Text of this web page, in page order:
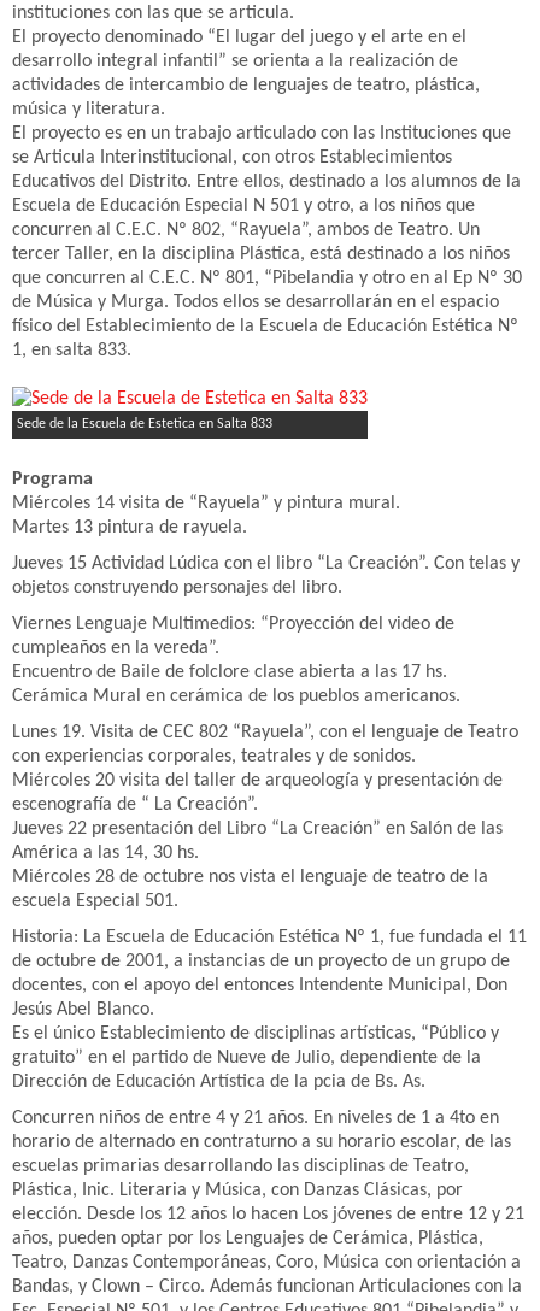
instituciones con las que se articula.
El proyecto denominado “El lugar del juego y el arte en el
desarrollo integral infantil” se orienta a la realización de
actividades de intercambio de lenguajes de teatro, plástica,
música y literatura.
El proyecto es en un trabajo articulado con las Instituciones que
se Articula Interinstitucional, con otros Establecimientos
Educativos del Distrito. Entre ellos, destinado a los alumnos de la
Escuela de Educación Especial N 501 y otro, a los niños que
concurren al C.E.C. Nº 802, “Rayuela”, ambos de Teatro. Un
tercer Taller, en la disciplina Plástica, está destinado a los niños
que concurren al C.E.C. Nº 801, “Pibelandia y otro en al Ep Nº 30
de Música y Murga. Todos ellos se desarrollarán en el espacio
físico del Establecimiento de la Escuela de Educación Estética Nº
1, en salta 833.
Sede de la Escuela de Estetica en Salta 833
Programa
Miércoles 14 visita de “Rayuela” y pintura mural.
Martes 13 pintura de rayuela.
Jueves 15 Actividad Lúdica con el libro “La Creación”. Con telas y
objetos construyendo personajes del libro.
Viernes Lenguaje Multimedios: “Proyección del video de
cumpleaños en la vereda”.
Encuentro de Baile de folclore clase abierta a las 17 hs.
Cerámica Mural en cerámica de los pueblos americanos.
Lunes 19. Visita de CEC 802 “Rayuela”, con el lenguaje de Teatro
con experiencias corporales, teatrales y de sonidos.
Miércoles 20 visita del taller de arqueología y presentación de
escenografía de “ La Creación”.
Jueves 22 presentación del Libro “La Creación” en Salón de las
América a las 14, 30 hs.
Miércoles 28 de octubre nos vista el lenguaje de teatro de la
escuela Especial 501.
Historia: La Escuela de Educación Estética Nº 1, fue fundada el 11
de octubre de 2001, a instancias de un proyecto de un grupo de
docentes, con el apoyo del entonces Intendente Municipal, Don
Jesús Abel Blanco.
Es el único Establecimiento de disciplinas artísticas, “Público y
gratuito” en el partido de Nueve de Julio, dependiente de la
Dirección de Educación Artística de la pcia de Bs. As.
Concurren niños de entre 4 y 21 años. En niveles de 1 a 4to en
horario de alternado en contraturno a su horario escolar, de las
escuelas primarias desarrollando las disciplinas de Teatro,
Plástica, Inic. Literaria y Música, con Danzas Clásicas, por
elección. Desde los 12 años lo hacen Los jóvenes de entre 12 y 21
años, pueden optar por los Lenguajes de Cerámica, Plástica,
Teatro, Danzas Contemporáneas, Coro, Música con orientación a
Bandas, y Clown – Circo. Además funcionan Articulaciones con la